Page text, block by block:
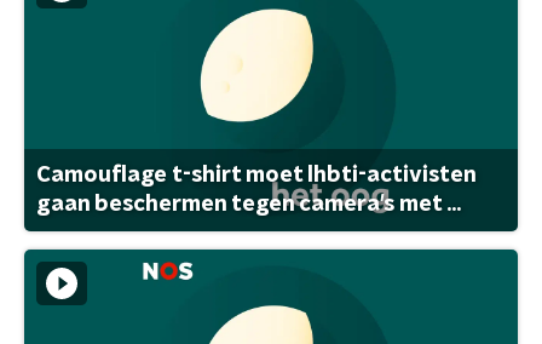
Camouflage t-shirt moet lhbti-activisten
gaan beschermen tegen camera's met ...